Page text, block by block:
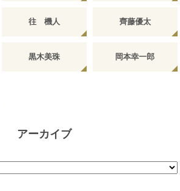
往 機人 齊藤優太
黒木美珠 岡本幸一郎
アーカイブ